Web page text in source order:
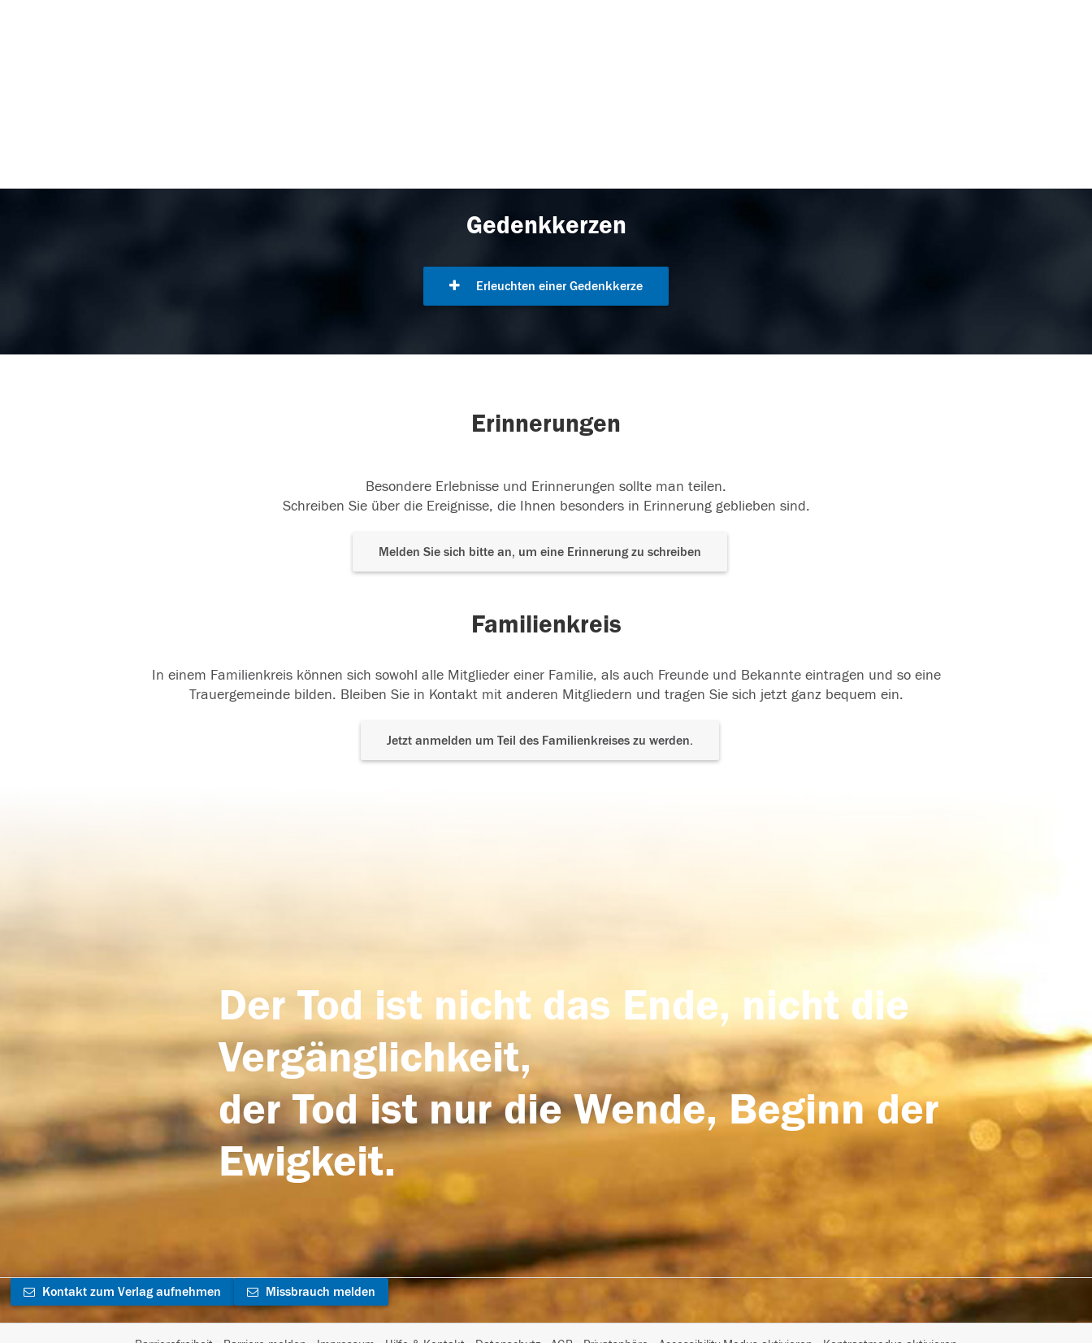
Gedenkkerzen
Erleuchten einer Gedenkkerze
Erinnerungen
Besondere Erlebnisse und Erinnerungen sollte man teilen.
Schreiben Sie über die Ereignisse, die Ihnen besonders in Erinnerung geblieben sind.
Melden Sie sich bitte an, um eine Erinnerung zu schreiben
Familienkreis
In einem Familienkreis können sich sowohl alle Mitglieder einer Familie, als auch Freunde und Bekannte eintragen und so eine
Trauergemeinde bilden. Bleiben Sie in Kontakt mit anderen Mitgliedern und tragen Sie sich jetzt ganz bequem ein.
Jetzt anmelden um Teil des Familienkreises zu werden.
Der Tod ist nicht das Ende, nicht die
Vergänglichkeit,
der Tod ist nur die Wende, Beginn der
Ewigkeit.
Kontakt zum Verlag aufnehmen Missbrauch melden